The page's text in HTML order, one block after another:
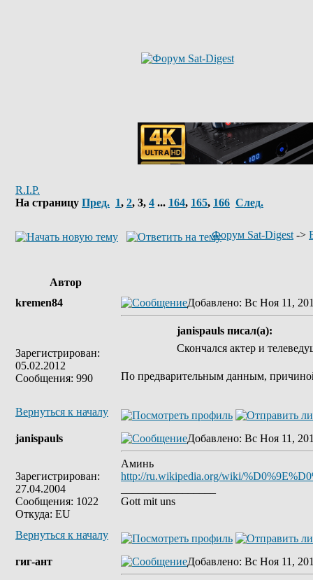
R.I.P.
На страницу Пред. 1, 2, 3, 4 ... 164, 165, 166 След.
Форум Sat-Digest ->
Автор
kremen84
Зарегистрирован:
05.02.2012
Сообщения: 990
Добавлено: Вс Ноя 11,
janispauls писал(а):
Скончался актер и
По предварительным данным, причиной
Вернуться к началу
janispauls
Зарегистрирован:
27.04.2004
Сообщения: 1022
Откуда: EU
Добавлено: Вс Ноя 11,
Аминь
http://ru.wikipedia.org/wiki/
Gott mit uns
Вернуться к началу
гиг-ант Добавлено: Вс Ноя 11,